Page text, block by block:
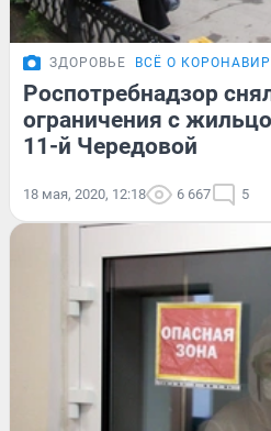
ЗДОРОВЬЕ ВСЁ О
Роспотребнадзор
ограничения с
11-й Чередовой
18 мая, 2020, 12:18 6 667 5